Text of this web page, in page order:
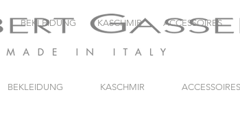
BEKLEIDUNG KASCHMIR ACCESSOIRES
BEKLEIDUNG KASCHMIR ACCESSOIRES